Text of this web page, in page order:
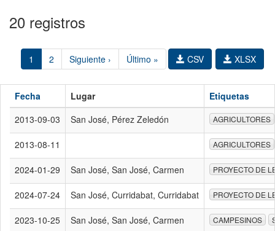
20 registros
1 2 Siguiente › Último » XLSX
CSV
Fecha Lugar
Etiquetas
2013-09-03
San José, Pérez Zeledón AGRICULTORES
2013-08-11 AGRICULTORES
2024-01-29 San José, San José, Carmen PROYECTO DE
2024-07-24 San José, Curridabat, Curridabat PROYECTO DE
2023-10-25 San José, San José, Carmen CAMPESINOS